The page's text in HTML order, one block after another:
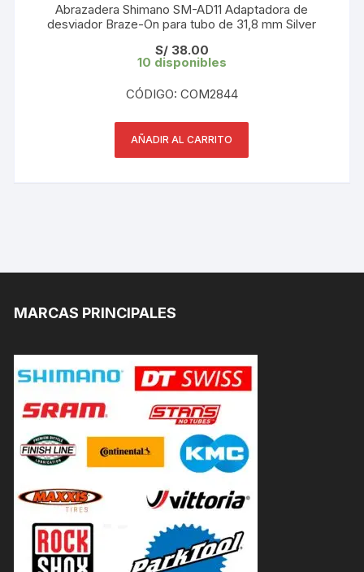
Abrazadera Shimano SM-AD11 Adaptadora de
desviador Braze-On para tubo de 31,8 mm Silver
S/38.00
10 disponibles
CÓDIGO: COM2844
AÑADIR AL CARRITO
MARCAS PRINCIPALES